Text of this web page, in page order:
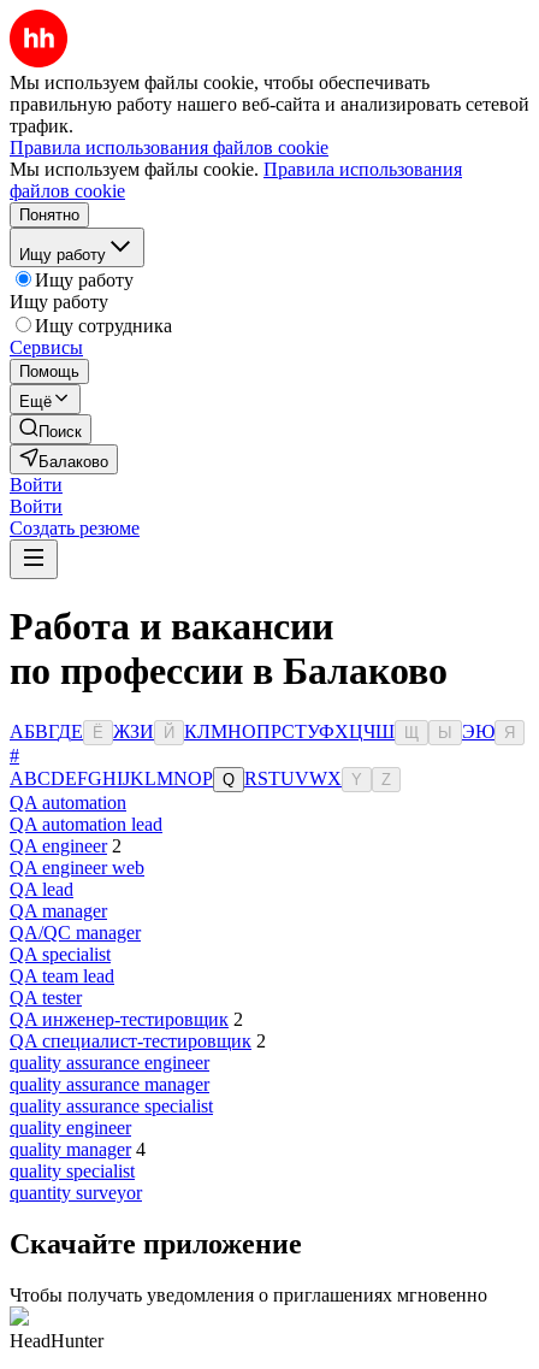
Мы используем файлы cookie, чтобы обеспечивать
правильную работу нашего веб-сайта и анализировать сетевой
трафик.
Правила использования файлов cookie
Мы используем файлы cookie. Правила использования
файлов cookie
Понятно
Ищу работу
Ищу работу
Ищу работу
Ищу сотрудника
Сервисы
Помощь
Ещё
Поиск
Балаково
Войти
Войти
Создать резюме
Работа и вакансии
по профессии в Балаково
АБВГДЕ Ё ЖЗИ Й КЛМНОПРСТУФХЦЧШ Ы ЭЮ Я
#
ABCDEFGHIJKLMNOP Q RSTUVWX Y Z
QA automation
QA automation lead
QA engineer 2
QA engineer web
QA lead
QA manager
QA/QC manager
QA specialist
QA team lead
QA tester
QA инженер-тестировщик 2
QA специалист-тестировщик 2
quality assurance engineer
quality assurance manager
quality assurance specialist
quality engineer
quality manager 4
quality specialist
quantity surveyor
Скачайте приложение
Чтобы получать уведомления о приглашениях мгновенно
HeadHunter